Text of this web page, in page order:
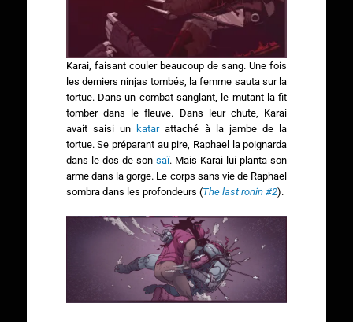
Karai, faisant couler beaucoup de sang. Une fois
les derniers ninjas tombés, la femme sauta sur la
tortue. Dans un combat sanglant, le mutant la fit
tomber dans le fleuve. Dans leur chute, Karai
avait saisi un katarattaché à la jambe de la
tortue. Se préparant au pire, Raphael la poignarda
dans le dos de son saï. Mais Karai lui planta son
arme dans la gorge. Le corps sans vie de Raphael
sombra dans les profondeurs (The last ronin #2).